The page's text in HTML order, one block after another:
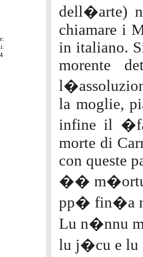
dell�arte)
chiamare i
in italiano.
morente
la moglie,
infine il
morte di
con queste
��
pp� fin�a
Lu n�nnu
lu j�cu e